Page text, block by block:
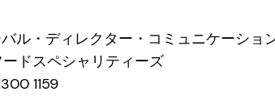
ル・ディレクター・コミュニケーショ
ードスペシャリティーズ
1159